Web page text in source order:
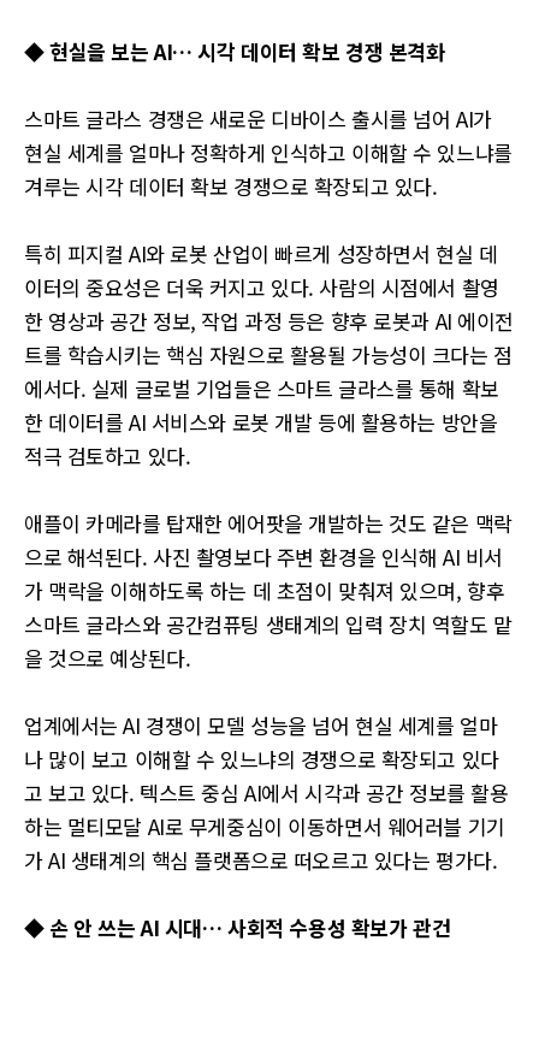
◆ 현실을 보는 AI… 시각 데이터 확보 경쟁 본격화
스마트 글라스 경쟁은 새로운 디바이스 출시를 넘어 AI가
현실 세계를 얼마나 정확하게 인식하고 이해할 수 있느냐를
겨루는 시각 데이터 확보 경쟁으로 확장되고 있다.
특히 피지컬 AI와 로봇 산업이 빠르게 성장하면서 현실 데
이터의 중요성은 더욱 커지고 있다. 사람의 시점에서 촬영
한 영상과 공간 정보, 작업 과정 등은 향후 로봇과 AI 에이전
트를 학습시키는 핵심 자원으로 활용될 가능성이 크다는 점
에서다. 실제 글로벌 기업들은 스마트 글라스를 통해 확보
한 데이터를 AI 서비스와 로봇 개발 등에 활용하는 방안을
적극 검토하고 있다.
애플이 카메라를 탑재한 에어팟을 개발하는 것도 같은 맥락
으로 해석된다. 사진 촬영보다 주변 환경을 인식해 AI 비서
가 맥락을 이해하도록 하는 데 초점이 맞춰져 있으며, 향후
스마트 글라스와 공간컴퓨팅 생태계의 입력 장치 역할도 맡
을 것으로 예상된다.
업계에서는 AI 경쟁이 모델 성능을 넘어 현실 세계를 얼마
나 많이 보고 이해할 수 있느냐의 경쟁으로 확장되고 있다
고 보고 있다. 텍스트 중심 AI에서 시각과 공간 정보를 활용
하는 멀티모달 AI로 무게중심이 이동하면서 웨어러블 기기
가 AI 생태계의 핵심 플랫폼으로 떠오르고 있다는 평가다.
◆ 손 안 쓰는 AI 시대… 사회적 수용성 확보가 관건